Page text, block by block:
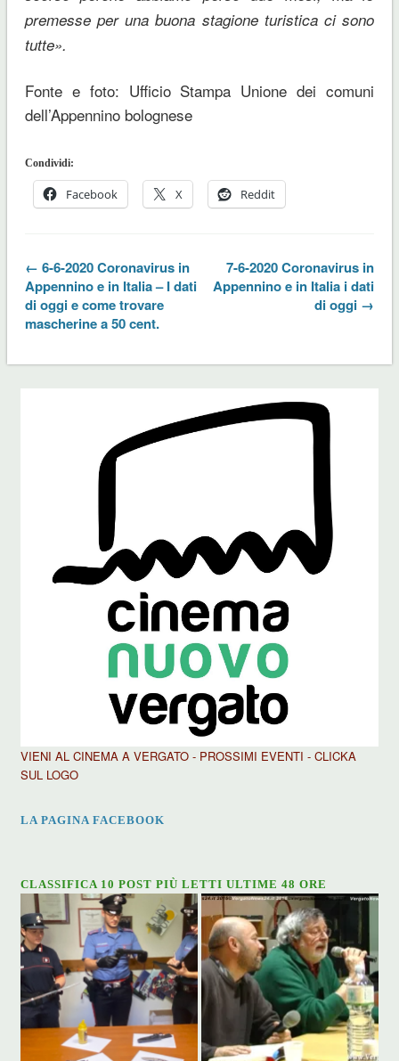
premesse per una buona stagione turistica ci sono
tutte».
Fonte e foto: Ufficio Stampa Unione dei comuni
dell’Appennino bolognese
Condividi:
Facebook X Reddit
← 6-6-2020 Coronavirus in
Appennino e in Italia – I dati
di oggi e come trovare
mascherine a 50 cent.
7-6-2020 Coronavirus in
Appennino e in Italia i dati
di oggi →
VIENI AL CINEMA A VERGATO - PROSSIMI EVENTI - CLICKA
SUL LOGO
LA PAGINA FACEBOOK
CLASSIFICA 10 POST PIÙ LETTI ULTIME 48 ORE